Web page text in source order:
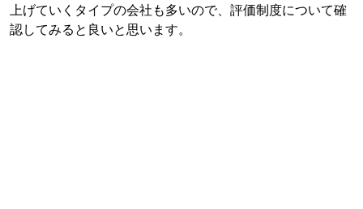
上げていくタイプの会社も多いので、評価制度について確
認してみると良いと思います。